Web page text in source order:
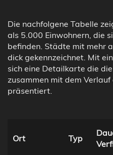
Die nachfolgene Tabelle
als 5.000 Einwohnern, die
befinden. Städte mit mehr
dick gekennzeichnet. Mit
sich eine Detailkarte die
zusammen mit dem
präsentiert.
Ort Typ